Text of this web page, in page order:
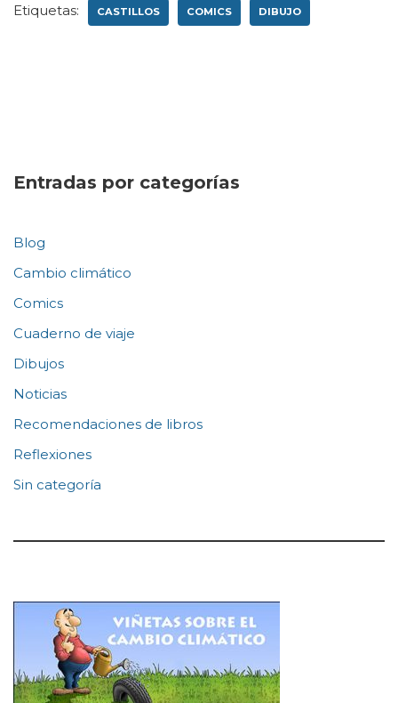
Etiquetas: CASTILLOS COMICS DIBUJO
Entradas por categorías
Blog
Cambio climático
Comics
Cuaderno de viaje
Dibujos
Noticias
Recomendaciones de libros
Reflexiones
Sin categoría